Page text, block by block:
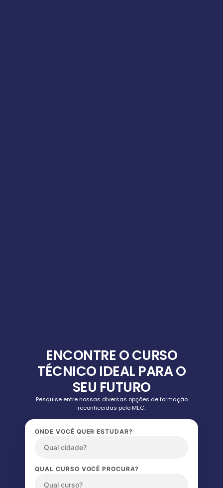
ENCONTRE O CURSO
TÉCNICO IDEAL PARA O
SEU FUTURO
Pesquise entre nossas diversas opções de formação
reconhecidas pelo MEC.
ONDE VOCÊ QUER ESTUDAR?
QUAL CURSO VOCÊ PROCURA?